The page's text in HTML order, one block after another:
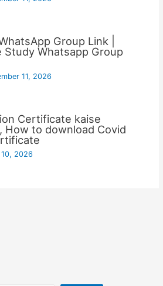
Group Link |
Study Whatsapp Group
11, 2026
Certificate kaise
How to download Covid
2026